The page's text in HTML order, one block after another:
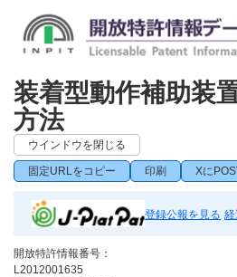
装着型動作補助装
方法
ウインドウを閉じる
固定URLをコピー 印刷 Xに
登録公報を見る
開放特許情報番号：
L2012001635